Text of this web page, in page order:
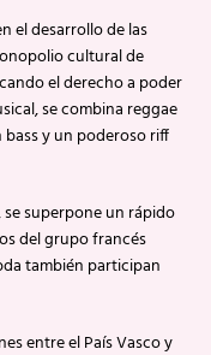
el desarrollo de las
cultural de
el derecho a poder
se combina reggae
y un poderoso riff
se superpone un rápido
del grupo francés
también participan
entre el País Vasco y